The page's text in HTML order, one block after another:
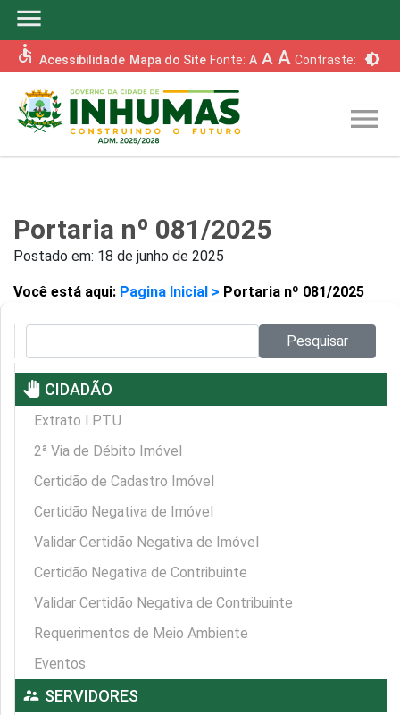
menu
accessible Acessibilidade Mapa do Site Fonte: A A A Contraste: brightness_6
menu
Portaria nº 081/2025
Postado em: 18 de junho de 2025
Você está aqui: Pagina Inicial > Portaria nº 081/2025
Pesquisar
pan_tool CIDADÃO
Extrato I.P.T.U
2ª Via de Débito Imóvel
Certidão de Cadastro Imóvel
Certidão Negativa de Imóvel
Validar Certidão Negativa de Imóvel
Certidão Negativa de Contribuinte
Validar Certidão Negativa de Contribuinte
Requerimentos de Meio Ambiente
Eventos
supervisor_account SERVIDORES